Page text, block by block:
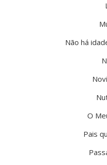
Não há
O
Pais